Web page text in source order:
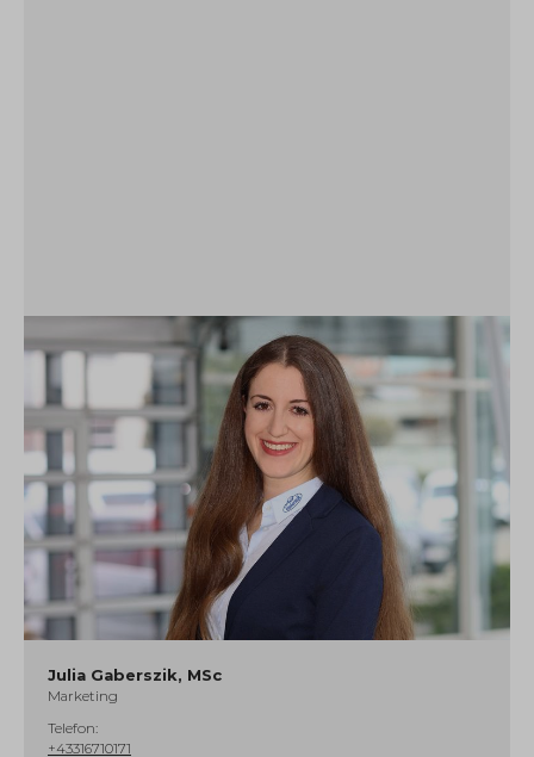
Julia Gaberszik, MSc
Marketing
Telefon:
+43316710171